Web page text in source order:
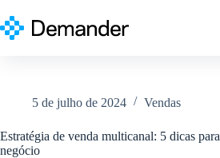
para
o
5 de julho de 2024 Vendas
Estratégia de venda multicanal: 5 dicas
negócio